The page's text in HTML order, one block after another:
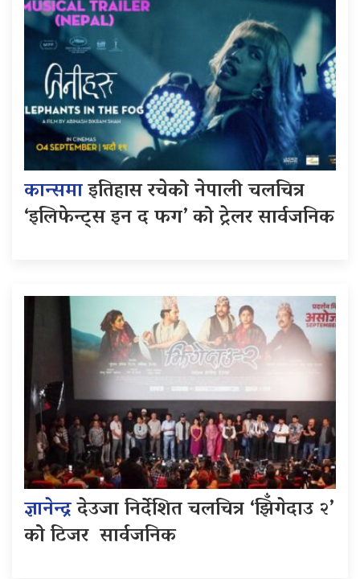
कान्समाइतिहास रचेको नेपाली चलचित्र
‘इलिफेन्ट्स इन द फग’ को ट्रेलर सार्वजनिक
ज्ञानेन्द्रदेउजा निर्देशित चलचित्र ‘झिँगेदाउ २’
को टिजर सार्वजनिक